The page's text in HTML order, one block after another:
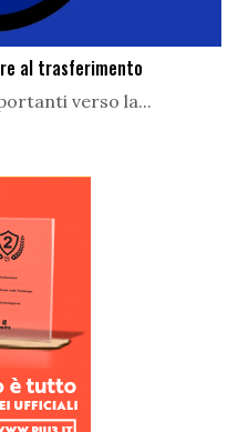
al trasferimento
verso la...